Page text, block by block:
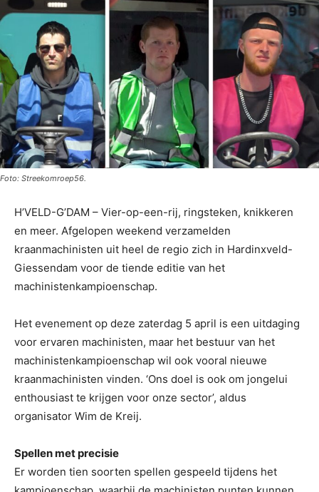
Foto: Streekomroep56.
H’VELD-G’DAM – Vier-op-een-rij, ringsteken, knikkeren
en meer. Afgelopen weekend verzamelden
kraanmachinisten uit heel de regio zich in Hardinxveld-
Giessendam voor de tiende editie van het
machinistenkampioenschap.
Het evenement op deze zaterdag 5 april is een uitdaging
voor ervaren machinisten, maar het bestuur van het
machinistenkampioenschap wil ook vooral nieuwe
kraanmachinisten vinden. ‘Ons doel is ook om jongelui
enthousiast te krijgen voor onze sector’, aldus
organisator Wim de Kreij.
Spellen met precisie
Er worden tien soorten spellen gespeeld tijdens het